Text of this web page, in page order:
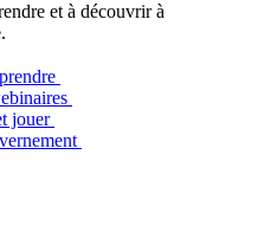
et à découvrir à
jouer